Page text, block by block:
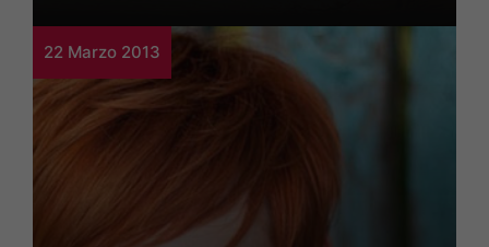
22 Marzo 2013